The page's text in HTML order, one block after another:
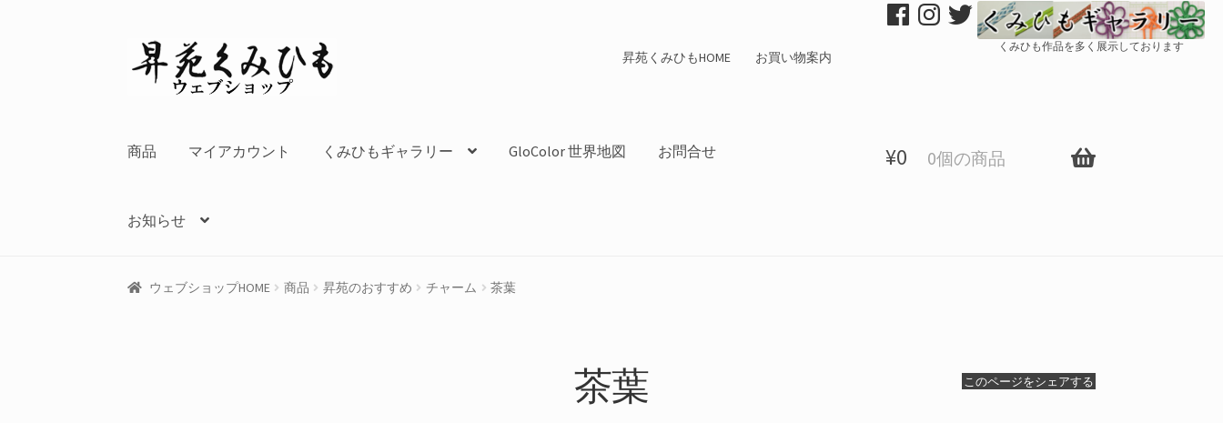
ビ
ョ
ス
プ
ン
へ
ッ
昇苑くみひもHOME お買い物案内
商品 マイアカウント くみひもギャラリー GloColor 世界地図 お問合せ
お知らせ
¥0 0個の商品
くみひも作品を多く展示しております
ウェブショップHOME 商品 昇苑のおすすめ チャーム 茶葉
このページをシェアする
茶葉